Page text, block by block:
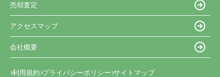
売却査定
アクセスマップ
会社概要
利用規約 プライバシーポリシー サイトマップ